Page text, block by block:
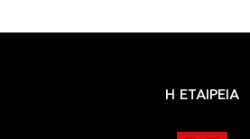
Η ΕΤΑΙΡΕΙΑ